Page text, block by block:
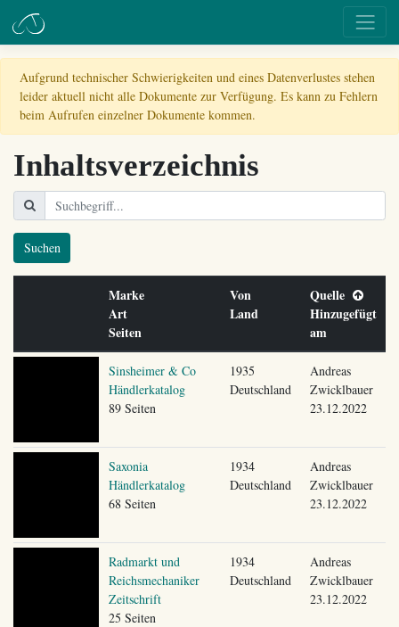
Aufgrund technischer Schwierigkeiten und eines Datenverlustes stehen
leider aktuell nicht alle Dokumente zur Verfügung. Es kann zu Fehlern
beim Aufrufen einzelner Dokumente kommen.
Inhaltsverzeichnis
Suchen
Marke
Art
Seiten
Von
Land
Quelle
Hinzugefügt
am
Sinsheimer & Co
Händlerkatalog
89 Seiten
1935
Deutschland
Andreas
Zwicklbauer
23.12.2022
Saxonia
Händlerkatalog
68 Seiten
1934
Deutschland
Andreas
Zwicklbauer
23.12.2022
Radmarkt und
Reichsmechaniker
Zeitschrift
25 Seiten
1934
Deutschland
Andreas
Zwicklbauer
23.12.2022